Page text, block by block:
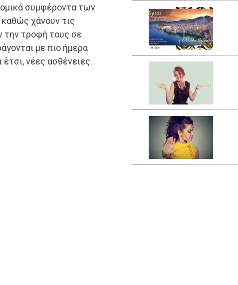
συμφέροντα των
χάνουν τις
την τροφή τους σε
με πιο ήμερα
έτσι, νέες ασθένειες.